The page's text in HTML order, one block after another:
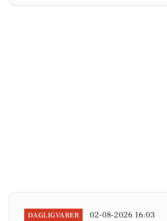
DAGLIGVARER 02-08-2026 16:03